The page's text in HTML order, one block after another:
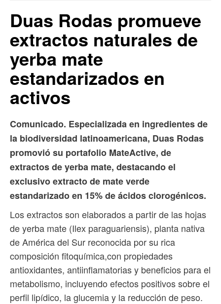
Duas Rodas promueve
extractos naturales de
yerba mate
estandarizados en
activos
Comunicado. Especializada en ingredientes de
la biodiversidad latinoamericana, Duas Rodas
promovió su portafolio MateActive, de
extractos de yerba mate, destacando el
exclusivo extracto de mate verde
estandarizado en 15% de ácidos clorogénicos.
Los extractos son elaborados a partir de las hojas
de yerba mate (Ilex paraguariensis), planta nativa
de América del Sur reconocida por su rica
composición fitoquímica,con propiedades
antioxidantes, antiinflamatorias y beneficios para el
metabolismo, incluyendo efectos positivos sobre el
perfil lipídico, la glucemia y la reducción de peso.